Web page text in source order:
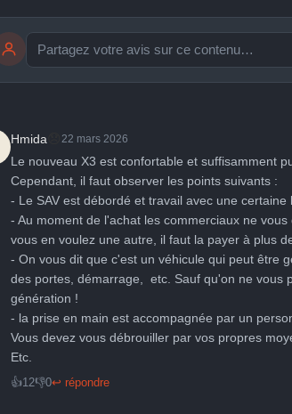
🤩 👏
Bravo Réjoui
publication immédiate
Hmida 22 mars 2026
Le nouveau X3 est confortable et suffisamment
Cependant, il faut observer les points suivants :
- Le SAV est débordé et travail avec une
- Au moment de l'achat les commerciaux ne
vous en voulez une autre, il faut la payer à plus
- On vous dit que c'est un véhicule qui peut être
des portes, démarrage,  etc. Sauf qu'on ne vous
génération !
- la prise en main est accompagnée par un
Vous devez vous débrouiller par vos propres
Etc.
👍12👎0↩ répondre